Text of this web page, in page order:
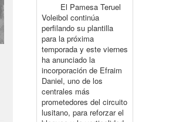
El Pamesa Teruel
Voleibol continúa
perfilando su plantilla
para la próxima
temporada y este viernes
ha anunciado la
incorporación de Efraim
Daniel, uno de los
centrales más
prometedores del circuito
lusitano, para reforzar el